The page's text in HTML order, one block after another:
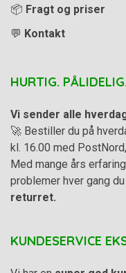
📦 Fragt og priser
💬 Kontakt
HURTIG.
Vi sender alle
🚀 Bestiller du på
kl. 16.00 med
Med mange års
problemer hver gang
returret.
KUNDESERVICE